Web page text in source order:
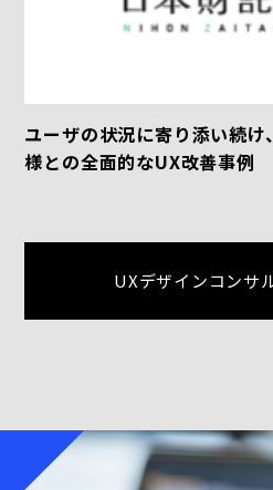
ユーザの状況に寄り添い続
様との全面的なUX改善事例
UXデザインコンサ